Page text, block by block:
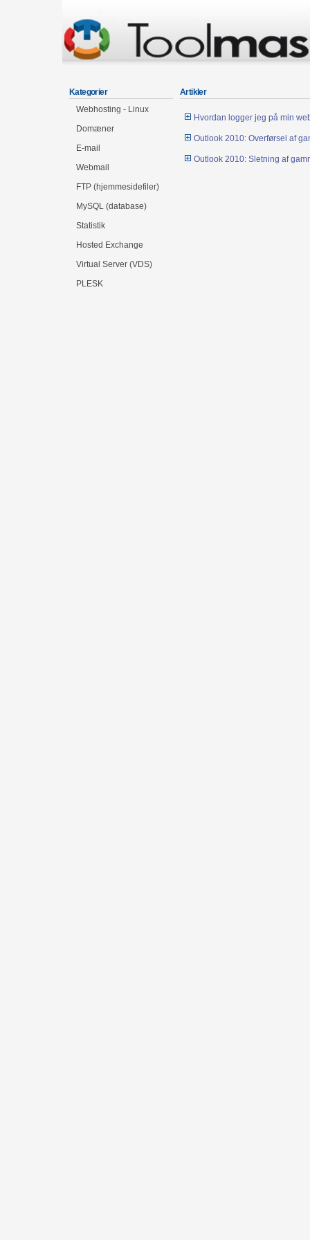
Kategorier
Webhosting - Linux
Domæner
E-mail
Webmail
FTP (hjemmesidefiler)
MySQL (database)
Statistik
Hosted Exchange
Virtual Server (VDS)
PLESK
Artikler
Hvordan logger jeg på min
Outlook 2010: Overførsel af
Outlook 2010: Sletning af